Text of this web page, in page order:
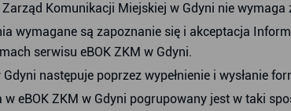
Komunikacji Miejskiej w Gdyni nie wymaga
wymagane są zapoznanie się i akceptacja
serwisu eBOK ZKM w Gdyni.
następuje poprzez wypełnienie i wysłanie
eBOK ZKM w Gdyni pogrupowany jest w taki